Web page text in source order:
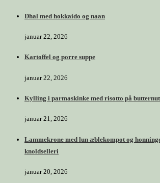
Dhal med hokkaido og naan
januar 22, 2026
Kartoffel og porre suppe
januar 22, 2026
Kylling i parmaskinke med risotto på
januar 21, 2026
Lammekrone med lun æblekompot og
knoldselleri
januar 20, 2026